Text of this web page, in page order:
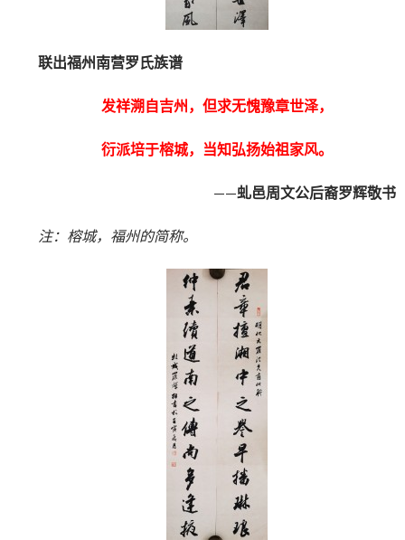
联出福州南营罗氏族谱
发祥溯自吉州，但求无愧豫章世泽，
衍派培于榕城，当知弘扬始祖家风。
——虬邑周文公后裔罗辉敬书
注：榕城，福州的简称。